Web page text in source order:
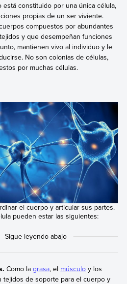
está constituido por una única célula,
propias de un ser viviente.
compuestos por abundantes
y que desempeñan funciones
mantienen vivo al individuo y le
No son colonias de células,
por muchas células.
el cuerpo y articular sus partes.
pueden estar las siguientes:
Como lagrasa, el músculo y los
tejidos de soporte para el cuerpo y